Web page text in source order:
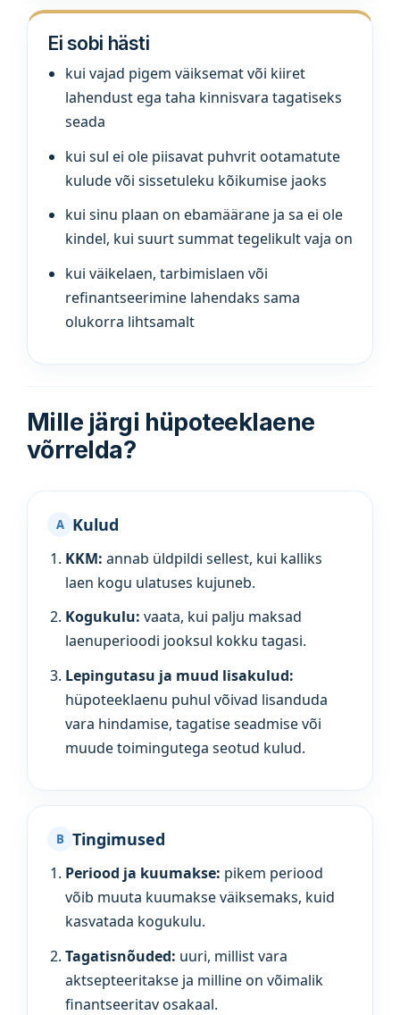
Ei sobi hästi
kui vajad pigem väiksemat või kiiret
lahendust ega taha kinnisvara tagatiseks
seada
kui sul ei ole piisavat puhvrit ootamatute
kulude või sissetuleku kõikumise jaoks
kui sinu plaan on ebamäärane ja sa ei ole
kindel, kui suurt summat tegelikult vaja on
kui väikelaen, tarbimislaen või
refinantseerimine lahendaks sama
olukorra lihtsamalt
Mille järgi hüpoteeklaene
võrrelda?
A Kulud
KKM: annab üldpildi sellest, kui kalliks
laen kogu ulatuses kujuneb.
Kogukulu: vaata, kui palju maksad
laenuperioodi jooksul kokku tagasi.
Lepingutasu ja muud lisakulud:
hüpoteeklaenu puhul võivad lisanduda
vara hindamise, tagatise seadmise või
muude toimingutega seotud kulud.
B Tingimused
Periood ja kuumakse: pikem periood
võib muuta kuumakse väiksemaks, kuid
kasvatada kogukulu.
Tagatisnõuded: uuri, millist vara
aktsepteeritakse ja milline on võimalik
finantseeritav osakaal.